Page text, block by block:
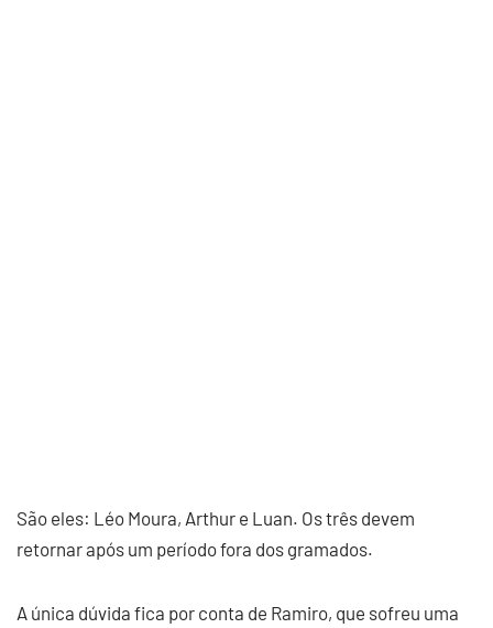
São eles: Léo Moura, Arthur e Luan. Os três devem
retornar após um período fora dos gramados.
A única dúvida fica por conta de Ramiro, que sofreu uma